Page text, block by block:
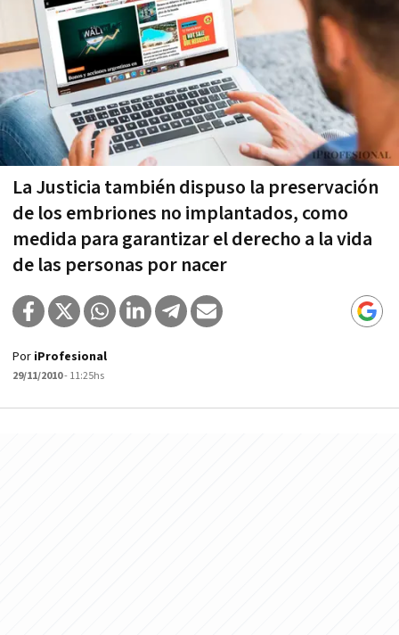
La Justicia también dispuso la preservación
de los embriones no implantados, como
medida para garantizar el derecho a la vida
de las personas por nacer
Por iProfesional
29/11/2010- 11:25hs